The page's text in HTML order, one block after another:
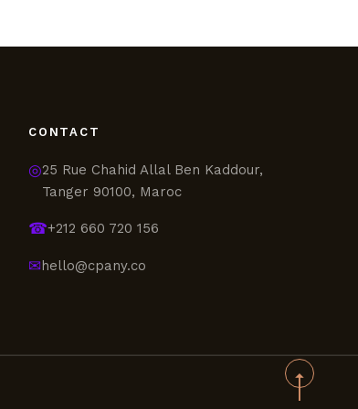
CONTACT
◎25 Rue Chahid Allal Ben Kaddour,
Tanger 90100, Maroc
☎+212 660 720 156
✉hello@cpany.co